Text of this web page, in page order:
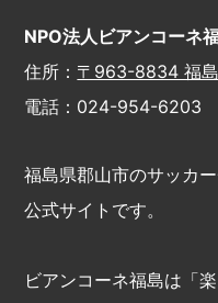
NPO法人ビアンコーネ
住所： 〒963-8834 福
電話：024-954-6203
福島県郡山市のサッカ
公式サイトです。
ビアンコーネ福島は「